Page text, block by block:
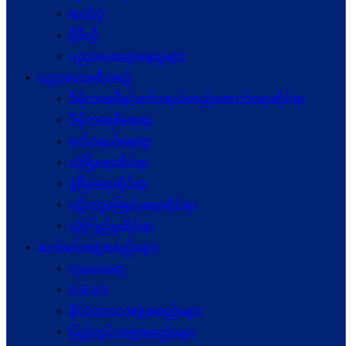
ဓာတ်ပုံ
ဗွီဒီယို
ပညာပေးဆွေးနွေးမှုများ
ပညာပေးအစီအစဉ်
ဒီမိုကရေစီနှင့်ဖက်ဒရယ်တည်ဆောက်ရေးဆိုင်ရာ
ဒီမိုကရေစီရေးရာ
ဖက်ဒရယ်ရေးရာ
လုံခြုံရေးဆိုင်ရာ
ဖွံဖြိုးရေးဆိုင်ရာ
ပဋိပက္ခ‌ဖြေရှင်းရေးဆိုင်ရာ
ယုံကြည်မှုဆိုင်ရာ
ဆက်စပ်အဖွဲ့အစည်းများ
ကုလသမဂ္ဂ
ASEAN
နိုင်ငံတကာအဖွဲ့အစည်းများ
ပြည်တွင်းအဖွဲ့အစည်းများ